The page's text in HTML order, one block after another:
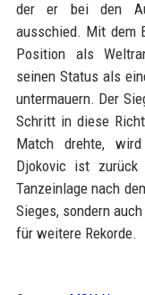
der er bei den
ausschied. Mit dem
Position als
seinen Status als
untermauern. Der
Schritt in diese
Match drehte,
Djokovic ist
Tanzeinlage nach
Sieges, sondern
für weitere Rekorde.